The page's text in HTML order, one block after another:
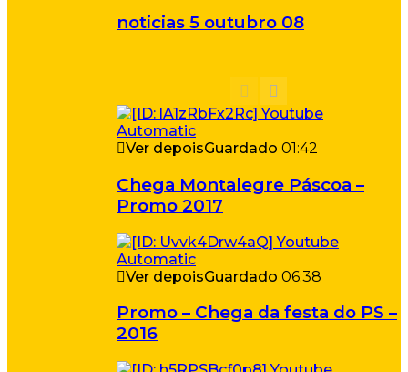
noticias 5 outubro 08
Ver depoisGuardado 01:42
Chega Montalegre Páscoa –
Promo 2017
Ver depoisGuardado 06:38
Promo – Chega da festa do PS –
2016